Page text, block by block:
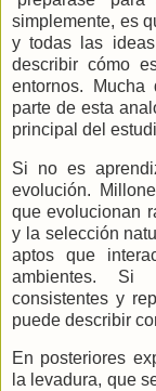
simplemente, es
y todas las
describir cómo
entornos.
parte de esta
principal del
Si no es
evolución.
que evolucionan
y la selección
aptos que
ambientes. Si
consistentes y
puede describir
En posteriores
la levadura, que